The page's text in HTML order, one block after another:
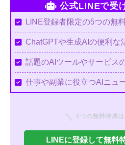
公式LINEで受
LINE登録者限定の5つの無
ChatGPTや生成AIの便利な
話題のAIツールやサービス
仕事や副業に役立つAIニュ
5つの無料特典は
LINEに登録して無料